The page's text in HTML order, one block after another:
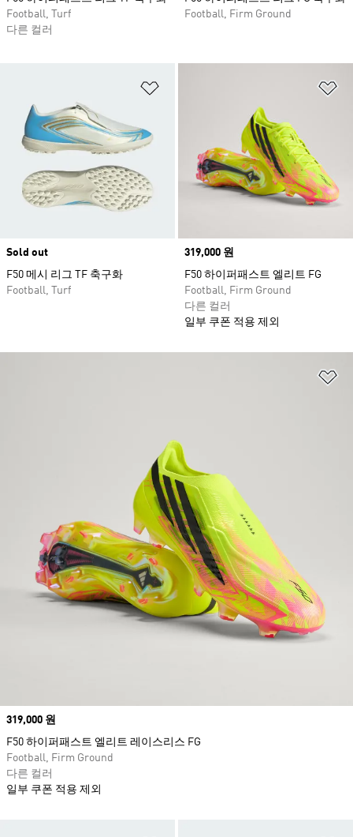
Football, Turf
다른 컬러
Football, Firm Ground
Sold out
F50 메시 리그 TF 축구화
Football, Turf
Price
319,000 원
F50 하이퍼패스트 엘리트 FG
Football, Firm Ground
다른 컬러
일부 쿠폰 적용 제외
Price
319,000 원
F50 하이퍼패스트 엘리트 레이스리스 FG
Football, Firm Ground
다른 컬러
일부 쿠폰 적용 제외